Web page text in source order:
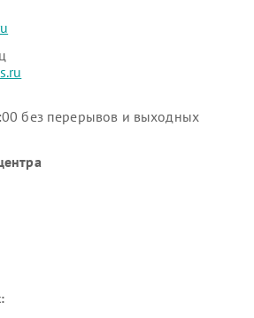
без перерывов и выходных